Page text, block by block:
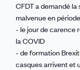
CFDT a demandé
malvenue en
- le jour de carence
la COVID
- de formation
casques arrivent et